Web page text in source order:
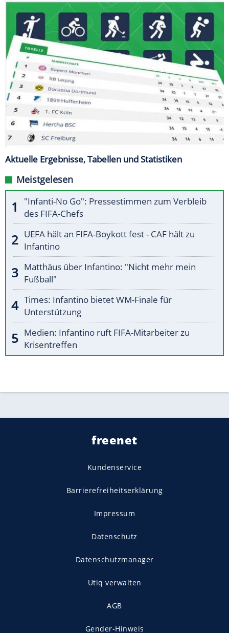
Aktuelle Ergebnisse, Tabellen und Statistiken
Meistgelesen
"Infanti-No Go": Pressestimmen zum Verbleib
des FIFA-Chefs
UEFA hält an FIFA-Boykott fest - CAF hält zu
Infantino
Matthäus über Infantino: "Nicht mehr mein
Fußball"
Times: Infantino bietet WM-Finale für
Unterstützung
Medien: Infantino ruft FIFA-Mitarbeiter zu
Krisentreffen
freenet
Kundenservice
Barrierefreiheitserklärung
Impressum
Datenschutz
Datenschutzmanager
Utiq verwalten
AGB
Gender-Hinweis